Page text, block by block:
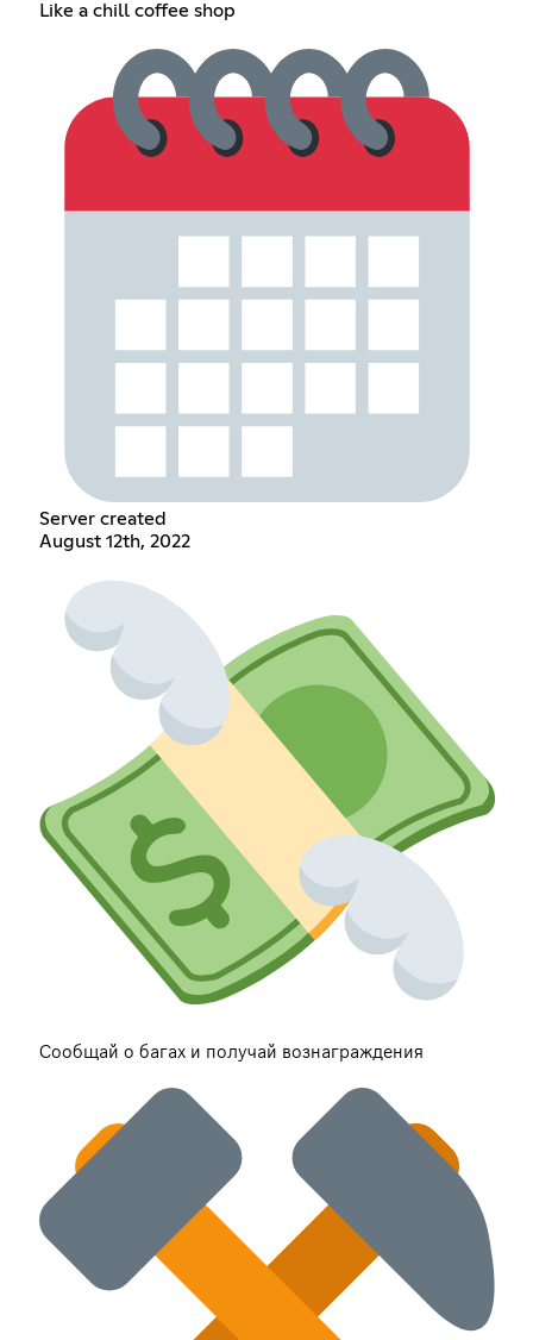
Like a chill coffee shop
Server created
August 12th, 2022
Сообщай о багах и получай вознаграждения